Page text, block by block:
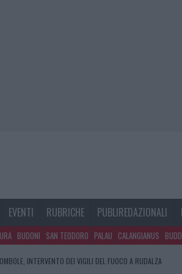
EVENTI RUBRICHE PUBLIREDAZIONALI
BUDONI SAN TEODORO PALAU CALANGIANUS
INTERVENTO DEI VIGILI DEL FUOCO A RUDALZA